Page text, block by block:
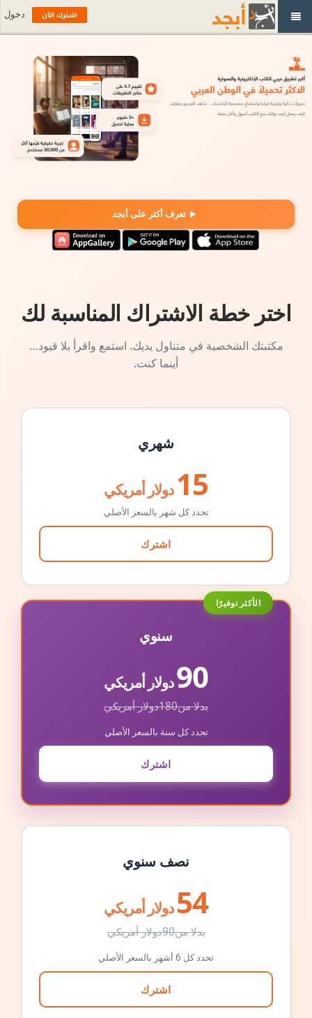
تعرف أكثر على أبجد
اختر خطة الاشتراك المناسبة لك
مكتبتك الشخصية في متناول يديك. استمع واقرأ بلا قيود…
أينما كنت.
شهري
15 دولار أمريكي
تجدد كل شهر بالسعر الأصلي
اشترك
الأكثر توفيرًا
سنوي
90دولار أمريكي
بدلا من180دولار أمريكي
تجدد كل سنة بالسعر الأصلي
اشترك
نصف سنوي
54 دولار أمريكي
بدلا من90دولار أمريكي
تجدد كل 6 أشهر بالسعر الأصلي
اشترك
اشترك الآن دخول